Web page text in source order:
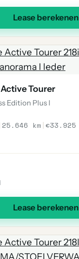
Lease berekenen
Tourer
Edition Plus I
25.646 km |€33.925
Lease berekenen